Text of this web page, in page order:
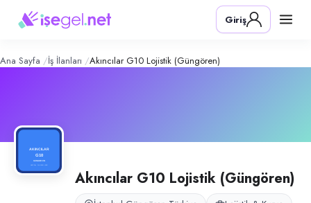
G10 Lojistik (Güngören)–
Konum:
Akıncılar G10 Lojistik, İstanbul Güngören’de mağaza bağlı moto
Giriş
Ana Sayfa İş İlanları Akıncılar G10 Lojistik (Güngören)
Akıncılar G10 Lojistik (Güngören)